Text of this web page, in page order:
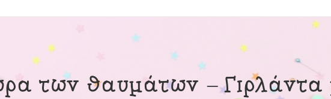
Κουτιά
των θαυμάτων – Γιρλάντα